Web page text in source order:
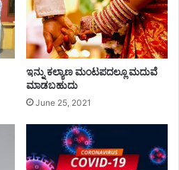
ಇನ್ನು ಕಲ್ಯಾಣ ಮಂಟಪದಲ್ಲೂ ಮದುವೆ
ಮಾಡಬಹುದು
June 25, 2021